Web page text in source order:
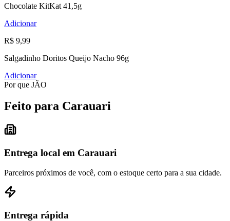
Chocolate KitKat 41,5g
Adicionar
R$ 9,99
Salgadinho Doritos Queijo Nacho 96g
Adicionar
Por que JÃO
Feito para Carauari
Entrega local em Carauari
Parceiros próximos de você, com o estoque certo para a sua cidade.
Entrega rápida